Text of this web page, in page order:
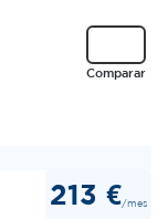
Comparar
213 €/mes